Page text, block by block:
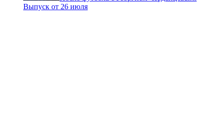
Выпуск от 26 июля